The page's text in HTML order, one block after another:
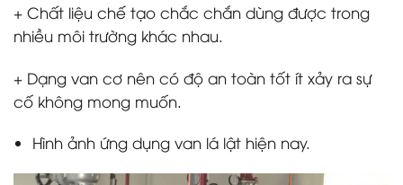
+ Chất liệu chế tạo chắc chắn dùng được trong
nhiều môi trường khác nhau.
+ Dạng van cơ nên có độ an toàn tốt ít xảy ra sự
cố không mong muốn.
Hình ảnh ứng dụng van lá lật hiện nay.